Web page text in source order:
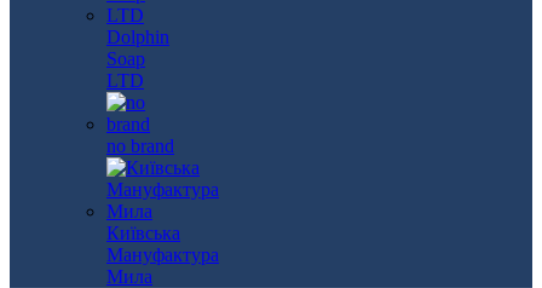
Dolphin
Soap
LTD
no brand
Київська
Мануфактура
Мила